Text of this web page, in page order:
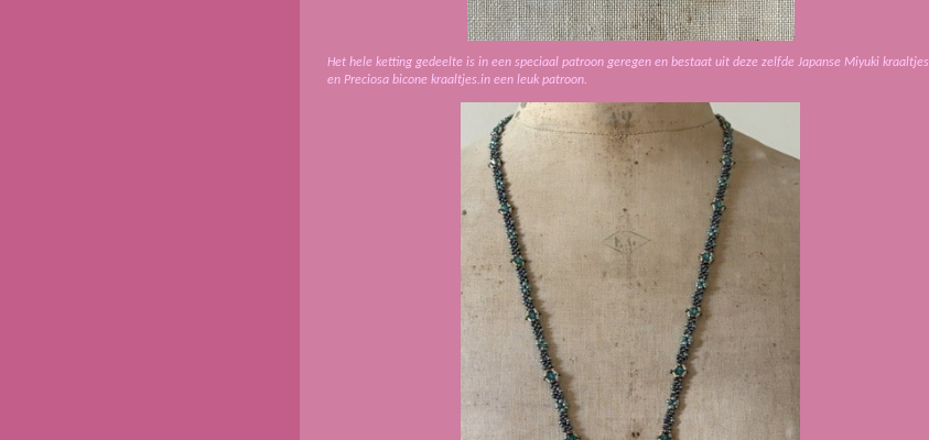
Het hele ketting gedeelte is in een speciaal patroon geregen en bestaat uit deze zelfde Japanse Miyuki kraaltjes
en Preciosa bicone kraaltjes.in een leuk patroon.